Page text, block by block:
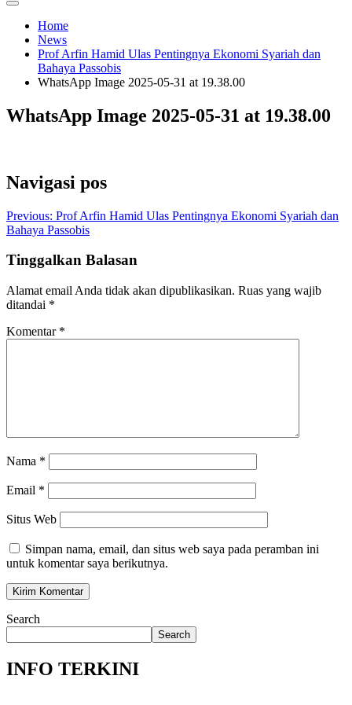
Home
News
Prof Arfin Hamid Ulas Pentingnya Ekonomi Syariah dan
Bahaya Passobis
WhatsApp Image 2025-05-31 at 19.38.00
WhatsApp Image 2025-05-31 at 19.38.00
Navigasi pos
Previous: Prof Arfin Hamid Ulas Pentingnya Ekonomi Syariah dan
Bahaya Passobis
Tinggalkan Balasan
Alamat email Anda tidak akan dipublikasikan. Ruas yang wajib
ditandai *
Komentar *
Nama *
Email *
Situs Web
Simpan nama, email, dan situs web saya pada peramban ini
untuk komentar saya berikutnya.
Search
Search
INFO TERKINI